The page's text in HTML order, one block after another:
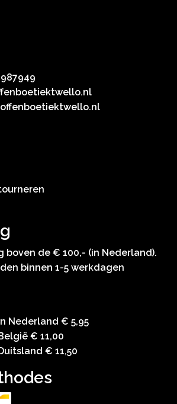
boven de € 100,- (in Nederland).
binnen 1-5 werkdagen
Nederland € 5,95
€ 11,00
€ 11,50